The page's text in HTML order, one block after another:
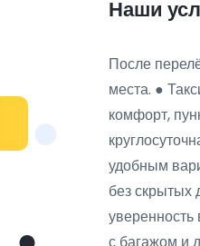
Наши
После
места. ●
комфорт,
удобным
без скрытых
уверенность